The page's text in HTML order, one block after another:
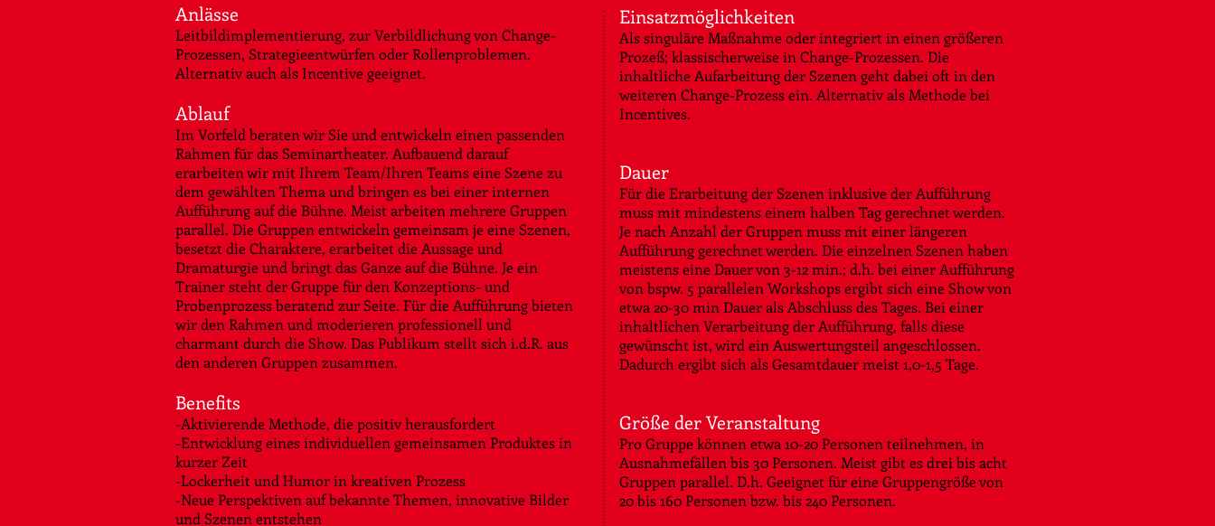
Einsatzmöglichkeiten
Als singuläre Maßnahme oder integriert in einen größeren
Prozeß; klassischerweise in Change-Prozessen. Die
inhaltliche Aufarbeitung der Szenen geht dabei oft in den
weiteren Change-Prozess ein. Alternativ als Methode bei
Incentives.
Dauer
Für die Erarbeitung der Szenen inklusive der Aufführung
muss mit mindestens einem halben Tag gerechnet werden.
Je nach Anzahl der Gruppen muss mit einer längeren
Aufführung gerechnet werden. Die einzelnen Szenen haben
meistens eine Dauer von 3-12 min.; d.h. bei einer Aufführung
von bspw. 5 parallelen Workshops ergibt sich eine Show von
etwa 20-30 min Dauer als Abschluss des Tages. Bei einer
inhaltlichen Verarbeitung der Aufführung, falls diese
gewünscht ist, wird ein Auswertungsteil angeschlossen.
Dadurch ergibt sich als Gesamtdauer meist 1,0-1,5 Tage.
Größe der Veranstaltung
Pro Gruppe können etwa 10-20 Personen teilnehmen, in
Ausnahmefällen bis 30 Personen. Meist gibt es drei bis acht
Gruppen parallel. D.h. Geeignet für eine Gruppengröße von
20 bis 160 Personen bzw. bis 240 Personen.
Anlässe
Leitbildimplementierung, zur Verbildlichung von Change-
Prozessen, Strategieentwürfen oder Rollenproblemen.
Alternativ auch als Incentive geeignet.
Ablauf
Im Vorfeld beraten wir Sie und entwickeln einen passenden
Rahmen für das Seminartheater. Aufbauend darauf
erarbeiten wir mit Ihrem Team/Ihren Teams eine Szene zu
dem gewählten Thema und bringen es bei einer internen
Aufführung auf die Bühne. Meist arbeiten mehrere Gruppen
parallel. Die Gruppen entwickeln gemeinsam je eine Szenen,
besetzt die Charaktere, erarbeitet die Aussage und
Dramaturgie und bringt das Ganze auf die Bühne. Je ein
Trainer steht der Gruppe für den Konzeptions- und
Probenprozess beratend zur Seite. Für die Aufführung bieten
wir den Rahmen und moderieren professionell und
charmant durch die Show. Das Publikum stellt sich i.d.R. aus
den anderen Gruppen zusammen.
Benefits
-Aktivierende Methode, die positiv herausfordert
-Entwicklung eines individuellen gemeinsamen Produktes in
kurzer Zeit
-Lockerheit und Humor in kreativen Prozess
-Neue Perspektiven auf bekannte Themen, innovative Bilder
und Szenen entstehen